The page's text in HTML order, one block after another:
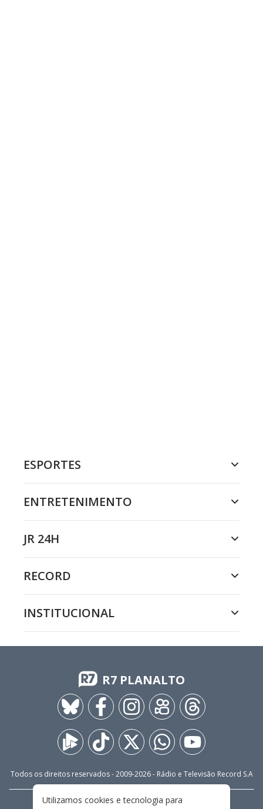
ESPORTES
ENTRETENIMENTO
JR 24H
RECORD
INSTITUCIONAL
R7 PLANALTO
Todos os direitos reservados - 2009-2026- Rádio e Televisão Record S.A
PRIVACIDADE
Utilizamos cookies e tecnologia para